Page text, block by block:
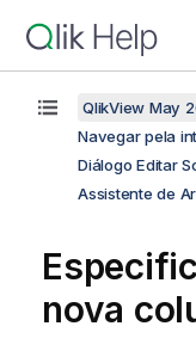
QlikView May
Navegar pela
Diálogo Editar
Assistente de
nova